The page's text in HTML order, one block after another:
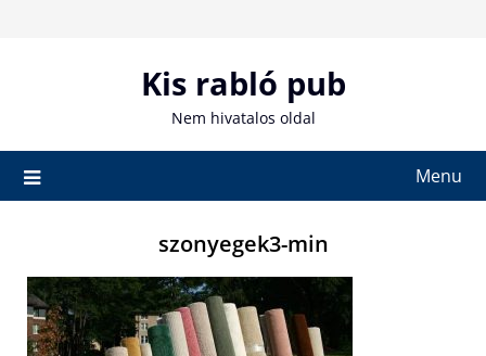
Kis rabló pub
Nem hivatalos oldal
Menu
szonyegek3-min